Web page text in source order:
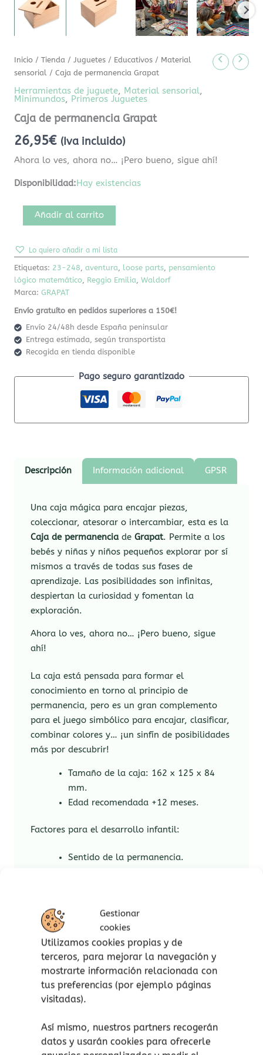
Gestionar
cookies
Utilizamos cookies propias y de
terceros, para mejorar la navegación y
mostrarte información relacionada con
tus preferencias (por ejemplo páginas
visitadas).
Así mismo, nuestros partners recogerán
datos y usarán cookies para ofrecerle
Inicio /Tienda /Juguetes / Educativos / Material
sensorial / Caja de permanencia Grapat
Herramientas de juguete, Material sensorial,
Minimundos, Primeros Juguetes
Caja de permanencia Grapat
26,95€ (Iva incluido)
Ahora lo ves, ahora no… ¡Pero bueno, sigue ahí!
Disponibilidad:Hay existencias
Añadir al carrito
Lo quiero añadir a mi lista
Etiquetas: 23-248 ,aventura loose parts ,pensamiento
lógico matemático Reggio Emilia ,Waldorf
Marca:GRAPAT
Envío gratuíto en pedidos superiores a 150€!
Envío 24/48h desde España peninsular
Entrega estimada, según transportista
Recogida en tienda disponible
Pago seguro garantizado
Descripción Información adicional GPSR
Una caja mágica para encajar piezas,
coleccionar, atesorar o intercambiar, esta es la
Caja de permanenciadeGrapat. Permite a los
bebés y niñas y niños pequeños explorar por sí
mismos a través de todas sus fases de
aprendizaje. Las posibilidades son infinitas,
despiertan la curiosidad y fomentan la
exploración.
Ahora lo ves, ahora no… ¡Pero bueno, sigue
ahí!
La caja está pensada para formar el
conocimiento en torno al principio de
permanencia, pero es un gran complemento
para el juego simbólico para encajar, clasificar,
combinar colores y… ¡un sinfín de posibilidades
más por descubrir!
Tamaño de la caja: 162 x 125 x 84
mm.
Edad recomendada +12 meses.
Factores para el desarrollo infantil:
Sentido de la permanencia.
La investigación y la resolución de
problemas.
La repetición.
Los juguetes Grapat están todos hechos a
de origen local y están sujetos a la naturaleza,
lo que hace que cada pieza sea única.